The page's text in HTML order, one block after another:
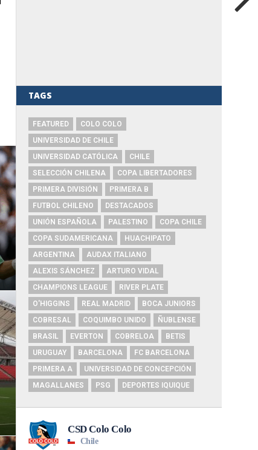
TAGS
FEATURED
COLO COLO
UNIVERSIDAD DE CHILE
UNIVERSIDAD CATÓLICA
CHILE
SELECCIÓN CHILENA
COPA LIBERTADORES
PRIMERA DIVISIÓN
PRIMERA B
FUTBOL CHILENO
DESTACADOS
UNIÓN ESPAÑOLA
PALESTINO
COPA CHILE
COPA SUDAMERICANA
HUACHIPATO
ARGENTINA
AUDAX ITALIANO
ALEXIS SÁNCHEZ
ARTURO VIDAL
CHAMPIONS LEAGUE
RIVER PLATE
O'HIGGINS
REAL MADRID
BOCA JUNIORS
COBRESAL
COQUIMBO UNIDO
ÑUBLENSE
BRASIL
EVERTON COBRELOA
BETIS
URUGUAY
BARCELONA
FC BARCELONA
PRIMERA A
UNIVERSIDAD DE CONCEPCIÓN
MAGALLANES
PSG DEPORTES IQUIQUE